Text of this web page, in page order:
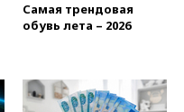
Самая трендовая
обувь лета – 2026